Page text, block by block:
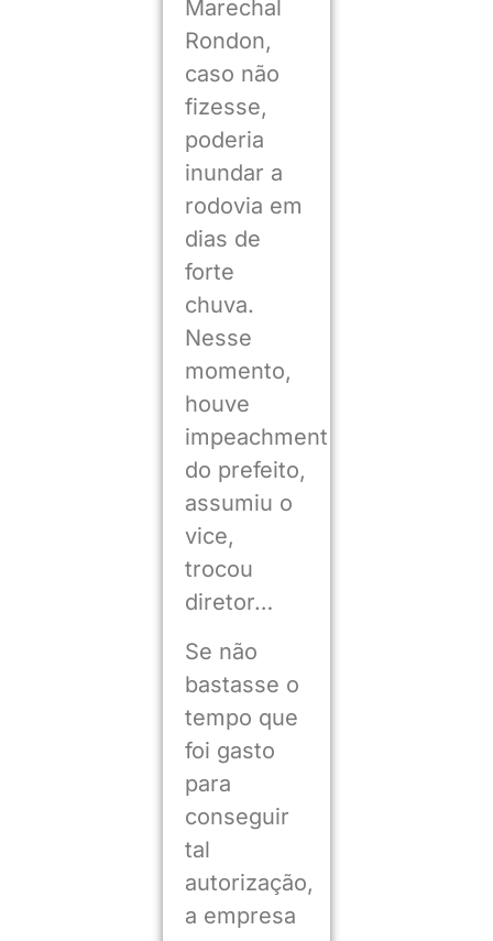
Marechal
Rondon,
caso não
fizesse,
poderia
inundar a
rodovia em
dias de
forte
chuva.
Nesse
momento,
houve
impeachment
do prefeito,
assumiu o
vice,
trocou
diretor…
Se não
bastasse o
tempo que
foi gasto
para
conseguir
tal
autorização,
a empresa